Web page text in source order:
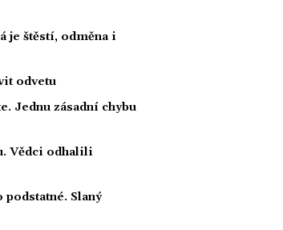
je štěstí, odměna i
odvetu
Jednu zásadní chybu
Vědci odhalili
Slaný